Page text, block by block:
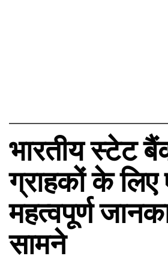
भारतीय स्टेट
ग्राहकों के
महत्वपूर्ण
सामने